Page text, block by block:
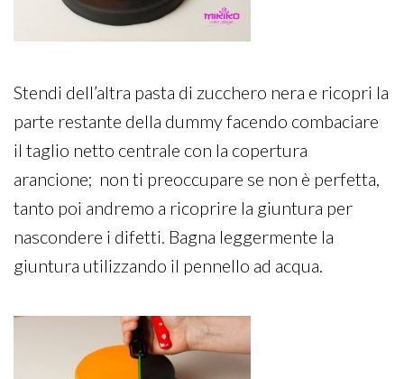
Stendi dell’altra pasta di zucchero nera e ricopri la
parte restante della dummy facendo combaciare
il taglio netto centrale con la copertura
arancione; non ti preoccupare se non è perfetta,
tanto poi andremo a ricoprire la giuntura per
nascondere i difetti. Bagna leggermente la
giuntura utilizzando il pennello ad acqua.